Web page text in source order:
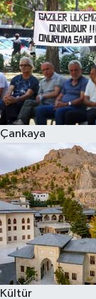
Çankaya
Kültür